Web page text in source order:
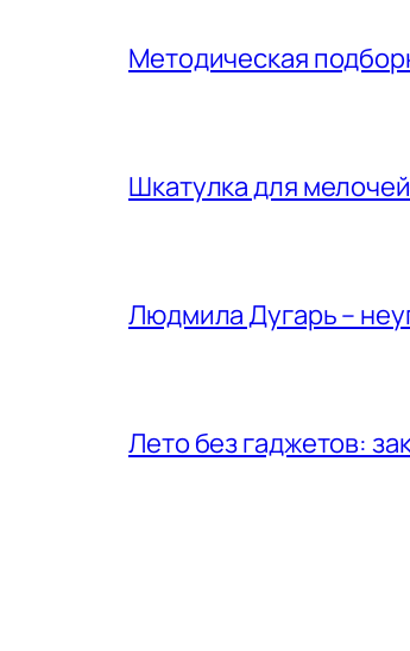
Методическая
Шкатулка для мелочей
Людмила Дугарь –
Лето без гаджетов: